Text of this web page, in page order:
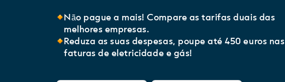
Não pague a mais! Compare as tarifas duais das
melhores empresas.
Reduza as suas despesas, poupe até 450 euros nas
faturas de eletricidade e gás!